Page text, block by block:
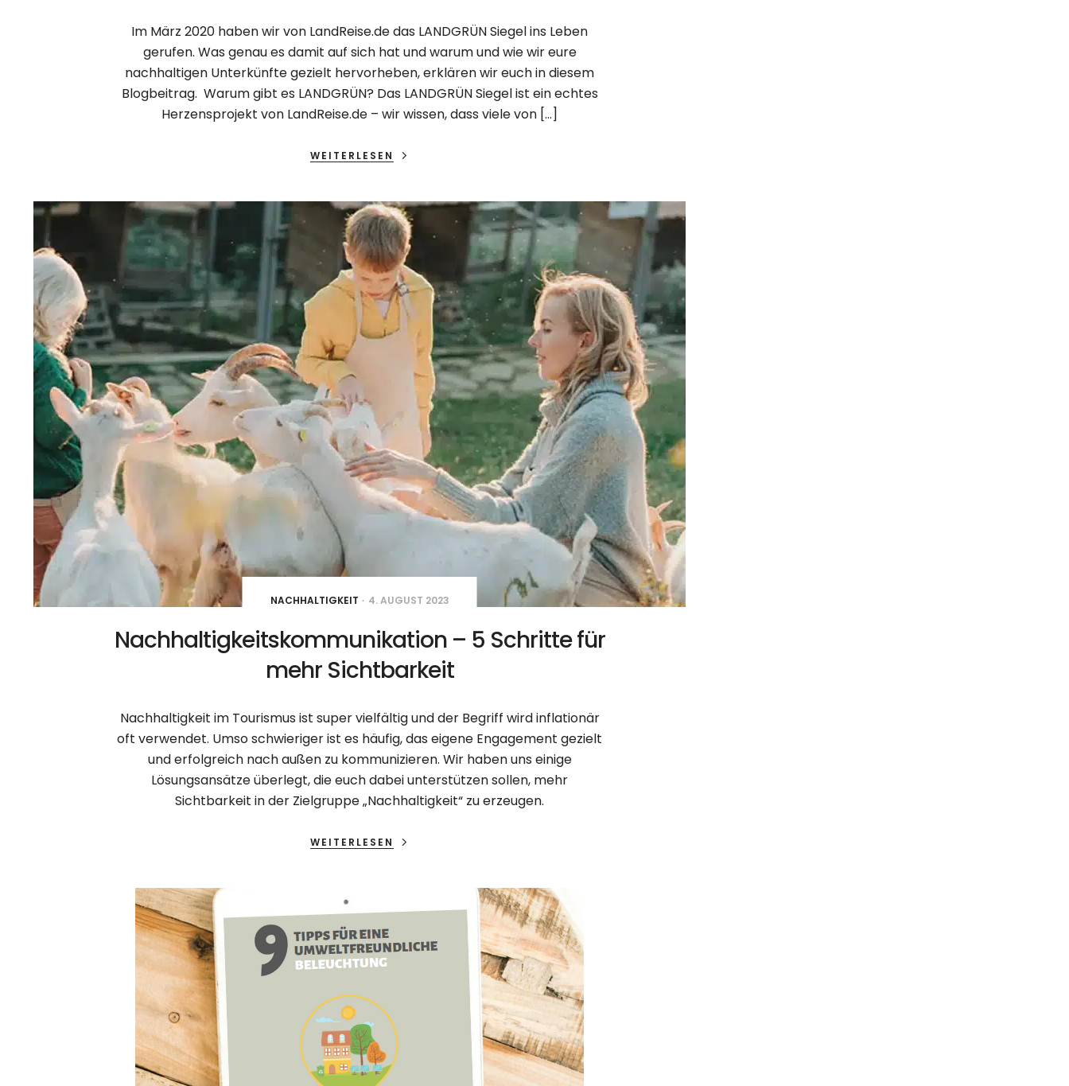
Im März 2020 haben wir von LandReise.de das LANDGRÜN Siegel ins Leben
gerufen. Was genau es damit auf sich hat und warum und wie wir eure
nachhaltigen Unterkünfte gezielt hervorheben, erklären wir euch in diesem
Blogbeitrag. Warum gibt es LANDGRÜN? Das LANDGRÜN Siegel ist ein echtes
Herzensprojekt von LandReise.de – wir wissen, dass viele von […]
WEITERLESEN
NACHHALTIGKEIT 4. AUGUST 2023
Nachhaltigkeitskommunikation – 5 Schritte für
mehr Sichtbarkeit
Nachhaltigkeit im Tourismus ist super vielfältig und der Begriff wird inflationär
oft verwendet. Umso schwieriger ist es häufig, das eigene Engagement gezielt
und erfolgreich nach außen zu kommunizieren. Wir haben uns einige
Lösungsansätze überlegt, die euch dabei unterstützen sollen, mehr
Sichtbarkeit in der Zielgruppe „Nachhaltigkeit“ zu erzeugen.
WEITERLESEN